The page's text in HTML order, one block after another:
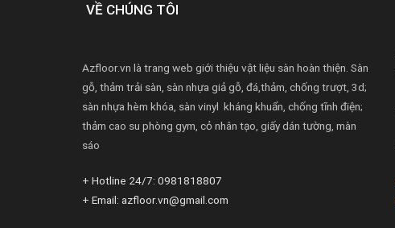
VỀ CHÚNG TÔI
Azfloor.vn là trang web giới thiệu vật liệu sàn hoàn thiện. Sàn
gỗ, thảm trải sàn, sàn nhựa giả gỗ, đá,thảm, chống trượt, 3d;
sàn nhựa hèm khóa, sàn vinyl kháng khuẩn, chống tĩnh điện;
thảm cao su phòng gym, cỏ nhân tạo, giấy dán tường, màn
sáo
+ Hotline 24/7: 0981818807
+ Email: azfloor.vn@gmail.com